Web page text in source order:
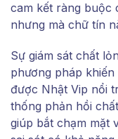
cam kết ràng buộc
nhưng mà chữ tín
Sự giám sát chất
phương pháp
được Nhật Vip nổi
thống phản hồi
giúp bắt chạm mặt